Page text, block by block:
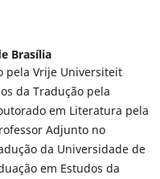
Brasília
pela Vrije Universiteit
da Tradução pela
em Literatura pela
Adjunto no
da Universidade de
em Estudos da